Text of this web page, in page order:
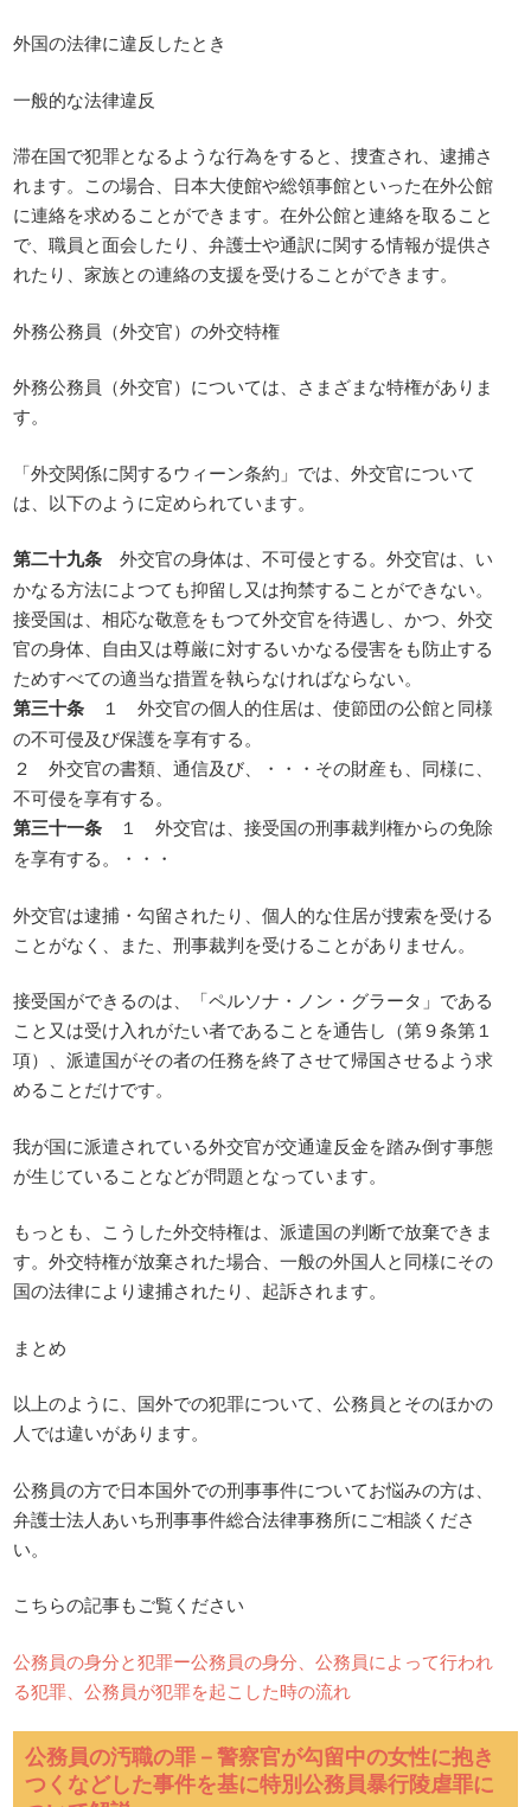
外国の法律に違反したとき
一般的な法律違反
滞在国で犯罪となるような行為をすると、捜査され、逮捕さ
れます。この場合、日本大使館や総領事館といった在外公館
に連絡を求めることができます。在外公館と連絡を取ること
で、職員と面会したり、弁護士や通訳に関する情報が提供さ
れたり、家族との連絡の支援を受けることができます。
外務公務員（外交官）の外交特権
外務公務員（外交官）については、さまざまな特権がありま
す。
「外交関係に関するウィーン条約」では、外交官について
は、以下のように定められています。
第二十九条 外交官の身体は、不可侵とする。外交官は、い
かなる方法によつても抑留し又は拘禁することができない。
接受国は、相応な敬意をもつて外交官を待遇し、かつ、外交
官の身体、自由又は尊厳に対するいかなる侵害をも防止する
ためすべての適当な措置を執らなければならない。
第三十条 １ 外交官の個人的住居は、使節団の公館と同様
の不可侵及び保護を享有する。
２ 外交官の書類、通信及び、・・・その財産も、同様に、
不可侵を享有する。
第三十一条 １ 外交官は、接受国の刑事裁判権からの免除
を享有する。・・・
外交官は逮捕・勾留されたり、個人的な住居が捜索を受ける
ことがなく、また、刑事裁判を受けることがありません。
接受国ができるのは、「ペルソナ・ノン・グラータ」である
こと又は受け入れがたい者であることを通告し（第９条第１
項）、派遣国がその者の任務を終了させて帰国させるよう求
めることだけです。
我が国に派遣されている外交官が交通違反金を踏み倒す事態
が生じていることなどが問題となっています。
もっとも、こうした外交特権は、派遣国の判断で放棄できま
す。外交特権が放棄された場合、一般の外国人と同様にその
国の法律により逮捕されたり、起訴されます。
まとめ
以上のように、国外での犯罪について、公務員とそのほかの
人では違いがあります。
公務員の方で日本国外での刑事事件についてお悩みの方は、
弁護士法人あいち刑事事件総合法律事務所にご相談くださ
い。
こちらの記事もご覧ください
公務員の身分と犯罪ー公務員の身分、公務員によって行われ
る犯罪、公務員が犯罪を起こした時の流れ
公務員の汚職の罪－警察官が勾留中の女性に抱き
つくなどした事件を基に特別公務員暴行陵虐罪に